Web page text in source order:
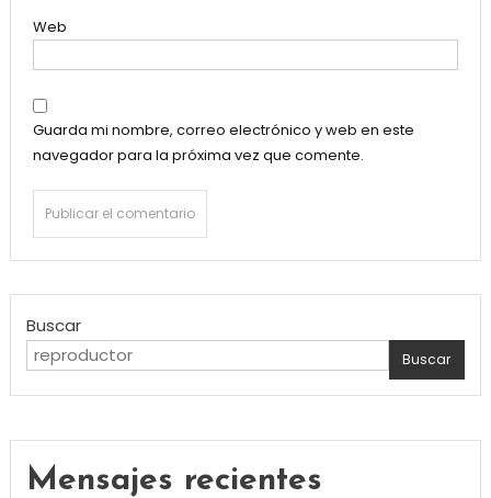
Web
Guarda mi nombre, correo electrónico y web en este
navegador para la próxima vez que comente.
Buscar
Buscar
Mensajes recientes